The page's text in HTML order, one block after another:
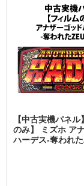
【中古実機パネ
のみ】 ミズホ ア
ハーデス-奪われ